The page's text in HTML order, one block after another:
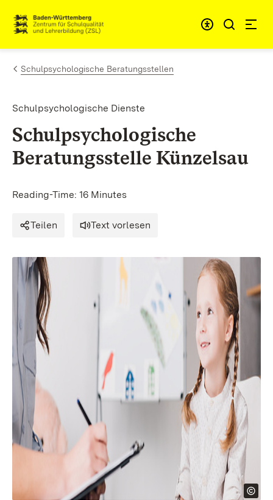
Skip to content
Link to homepage
Schulpsychologische Beratungsstellen
Schulpsychologische Dienste
Schulpsychologische
Beratungsstelle Künzelsau
Reading-Time: 16 Minutes
Teilen Text vorlesen